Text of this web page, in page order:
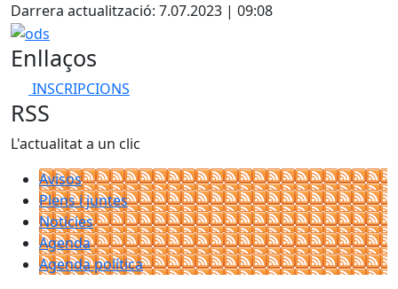
Darrera actualització: 7.07.2023 | 09:08
ods
Enllaços
INSCRIPCIONS
RSS
L'actualitat a un clic
Avisos
Plens i juntes
Noticies
Agenda
Agenda política